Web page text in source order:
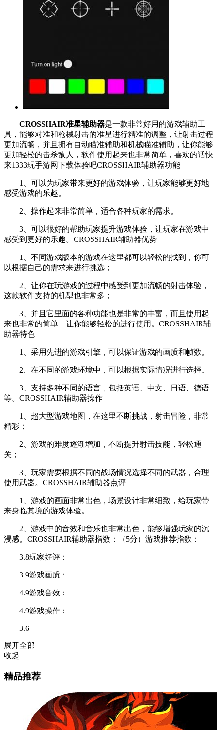
CROSSHAIR准星辅助器是一款非常好用的游戏辅助工
具，能够对准和枪械射击的准星进行精准的调整，让射击过程
更加流畅，并且拥有自动瞄准辅助和机械瞄准辅助，让你能够
更加轻松的击杀敌人，软件使用起来也非常简单，喜欢的话快
来1333玩手游网下载体验吧CROSSHAIR辅助器功能
1、可以为玩家带来更好的游戏体验，让玩家能够更好地
感受游戏的乐趣。
2、操作起来非常简单，适合各种玩家的需求。
3、可以很好的帮助玩家提升游戏体验，让玩家在游戏中
感受到更好的乐趣。CROSSHAIR辅助器优势
1、不同游戏版本的游戏在这里都可以轻松的找到，你可
以根据自己的需求来进行挑选；
2、让你在玩游戏的过程中感受到更加流畅的射击体验，
这款软件支持的机型也非常多；
3、并且它里面的各种功能也是非常的丰富，而且使用起
来也非常的简单，让你能够轻松的进行使用。CROSSHAIR辅
助器特色
1、采用先进的游戏引擎，可以保证游戏的画质和帧数。
2、在不同的游戏环境中，可以根据实际情况进行选择。
3、支持多种不同的语言，包括英语、中文、日语、德语
等。CROSSHAIR辅助器操作
1、超大型游戏地图，在这里不断挑战，射击冒险，非常
精彩；
2、游戏的难度逐渐增加，不断提升射击技能，轻松通
关；
3、玩家需要根据不同的战场情况选择不同的武器，合理
使用武器。CROSSHAIR辅助器点评
1、游戏的画面非常出色，场景设计非常细致，给玩家带
来身临其境的游戏体验。
2、游戏中的音效和音乐也非常出色，能够增强玩家的沉
浸感。CROSSHAIR辅助器指数：（5分）游戏推荐指数：
3.8玩家好评：
3.9游戏画质：
4.9游戏音效：
4.9游戏操作：
3.6
展开全部
收起
精品推荐